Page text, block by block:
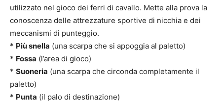
utilizzato nel gioco dei ferri di cavallo. Mette alla prova la
conoscenza delle attrezzature sportive di nicchia e dei
meccanismi di punteggio.
* Più snella (una scarpa che si appoggia al paletto)
* Fossa (l’area di gioco)
* Suoneria (una scarpa che circonda completamente il
paletto)
* Punta (il palo di destinazione)